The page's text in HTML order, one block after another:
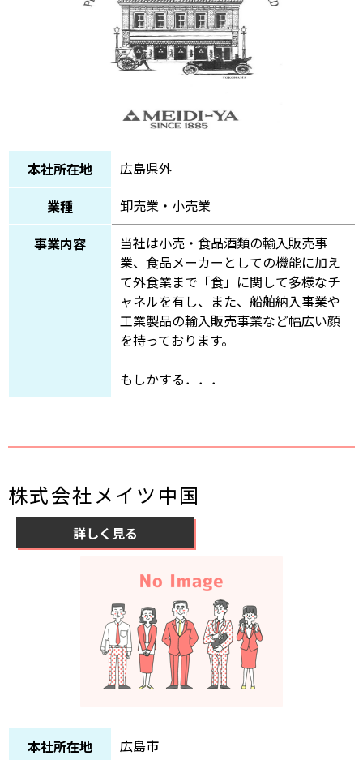
本社所在地
広島県外
業種
卸売業・小売業
事業内容
当社は小売・食品酒類の輸入販売事
業、食品メーカーとしての機能に加え
て外食業まで「食」に関して多様なチ
ャネルを有し、また、船舶納入事業や
工業製品の輸入販売事業など幅広い顔
を持っております。
もしかする．．．
株式会社メイツ中国
詳しく見る
本社所在地
広島市